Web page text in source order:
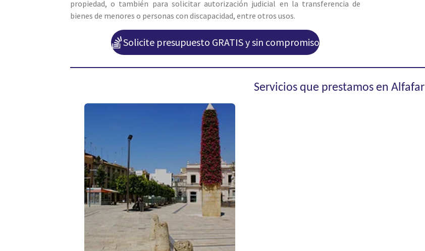
propiedad, o también para solicitar autorización judicial en la transferencia de
bienes de menores o personas con discapacidad, entre otros usos.
Solicite presupuesto GRATIS y sin compromiso
Servicios que prestamos en Alfafar